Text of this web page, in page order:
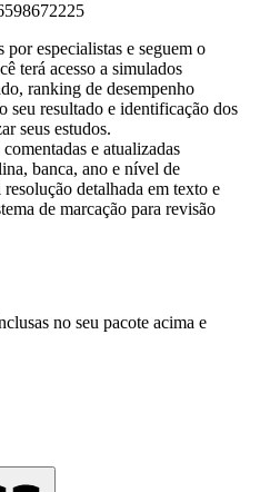
por especialistas e seguem o
terá acesso a simulados
ranking de desempenho
seu resultado e identificação dos
seus estudos.
e atualizadas
banca, ano e nível de
detalhada em texto e
de marcação para revisão
no seu pacote acima e